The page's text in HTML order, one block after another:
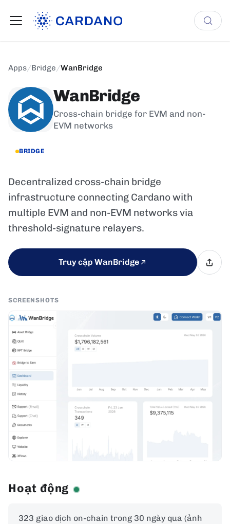
Apps/Bridge/WanBridge
WanBridge
Cross-chain bridge for EVM and non-
EVM networks
BRIDGE
Decentralized cross-chain bridge
infrastructure connecting Cardano with
multiple EVM and non-EVM networks via
threshold-signature relayers.
Truy cập WanBridge
SCREENSHOTS
Hoạt động
323 giao dịch on-chain trong 30 ngày qua (ảnh